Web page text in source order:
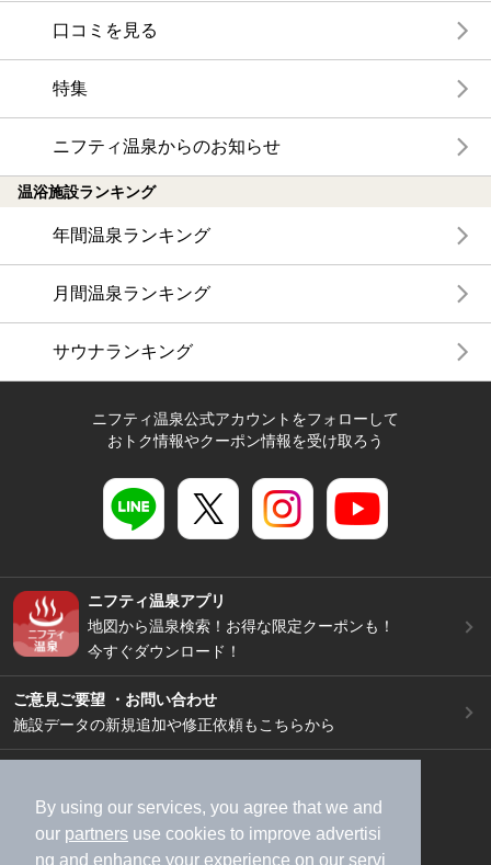
By using our services, you agree that we and
our partners use cookies to improve advertisi
ng and enhance your experience on our servi
口コミを見る
特集
ニフティ温泉からのお知らせ
温浴施設ランキング
年間温泉ランキング
月間温泉ランキング
サウナランキング
ニフティ温泉公式アカウントをフォローして
おトク情報やクーポン情報を受け取ろう
ニフティ温泉アプリ
地図から温泉検索！お得な限定クーポンも！
今すぐダウンロード！
ご意見ご要望 ・お問い合わせ
施設データの新規追加や修正依頼もこちらから
加盟店募集（資料請求）
広告出稿のご案内
利用規約
ライフスタイルMEMBERS+規約